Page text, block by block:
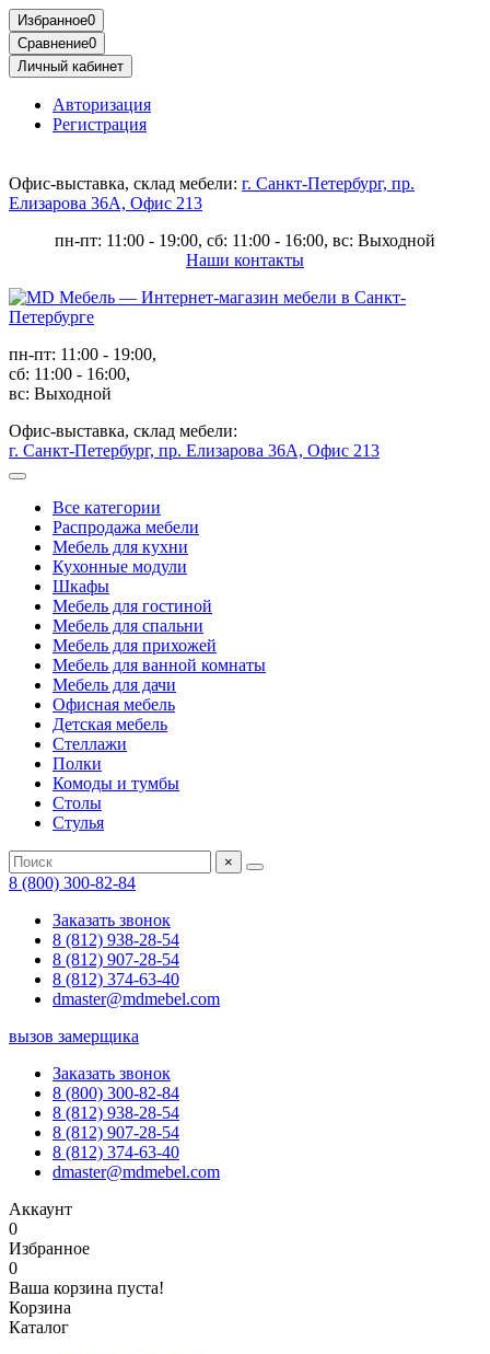
Избранное0
Сравнение0
Личный кабинет
Авторизация
Регистрация
Офис-выставка, склад мебели: г. Санкт-Петербург, пр.
Елизарова 36А, Офис 213
пн-пт: 11:00 - 19:00, сб: 11:00 - 16:00, вс: Выходной
Наши контакты
пн-пт: 11:00 - 19:00,
сб: 11:00 - 16:00,
вс: Выходной
Офис-выставка, склад мебели:
г. Санкт-Петербург, пр. Елизарова 36А, Офис 213
Все категории
Распродажа мебели
Мебель для кухни
Кухонные модули
Шкафы
Мебель для гостиной
Мебель для спальни
Мебель для прихожей
Мебель для ванной комнаты
Мебель для дачи
Офисная мебель
Детская мебель
Стеллажи
Полки
Комоды и тумбы
Столы
Стулья
×
8 (800) 300-82-84
Заказать звонок
8 (812) 938-28-54
8 (812) 907-28-54
8 (812) 374-63-40
dmaster@mdmebel.com
вызов замерщика
Заказать звонок
8 (800) 300-82-84
8 (812) 938-28-54
8 (812) 907-28-54
8 (812) 374-63-40
dmaster@mdmebel.com
Аккаунт
0
Избранное
0
Ваша корзина пуста!
Корзина
Каталог